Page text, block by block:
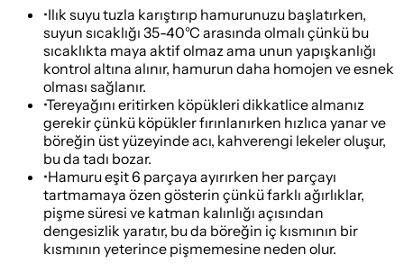
•Ilık suyu tuzla karıştırıp hamurunuzu başlatırken,
suyun sıcaklığı 35-40°C arasında olmalı çünkü bu
sıcaklıkta maya aktif olmaz ama unun yapışkanlığı
kontrol altına alınır, hamurun daha homojen ve esnek
olması sağlanır.
•Tereyağını eritirken köpükleri dikkatlice almanız
gerekir çünkü köpükler fırınlanırken hızlıca yanar ve
böreğin üst yüzeyinde acı, kahverengi lekeler oluşur,
bu da tadı bozar.
•Hamuru eşit 6 parçaya ayırırken her parçayı
tartmamaya özen gösterin çünkü farklı ağırlıklar,
pişme süresi ve katman kalınlığı açısından
dengesizlik yaratır, bu da böreğin iç kısmının bir
kısmının yeterince pişmemesine neden olur.